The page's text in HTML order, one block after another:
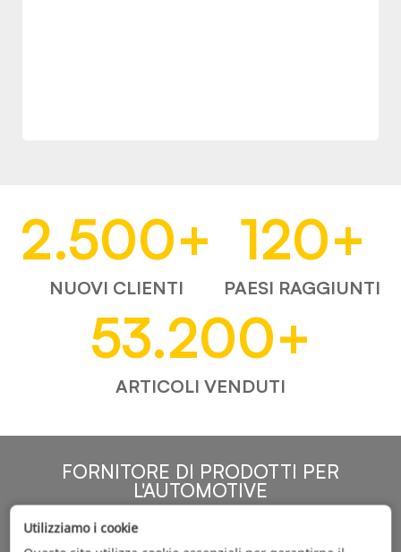
2.500+
NUOVI CLIENTI
120+
PAESI RAGGIUNTI
53.200+
ARTICOLI VENDUTI
FORNITORE DI PRODOTTI PER
L'AUTOMOTIVE
Utilizziamo i cookie